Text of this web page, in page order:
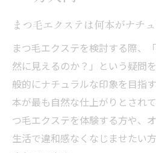
まつ毛エクステは何本がナチ
まつ毛エクステを検討する際、
然に見えるのか？」という疑問
般的にナチュラルな印象を目指
本が最も自然な仕上がりとされ
つ毛エクステを体験する方や、
生活で違和感なくなじませたい